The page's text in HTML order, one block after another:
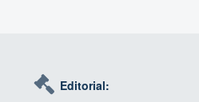
Editorial: